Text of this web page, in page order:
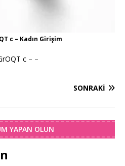
c – Kadın Girişim
c – –
SONRAKI
YAPAN OLUN